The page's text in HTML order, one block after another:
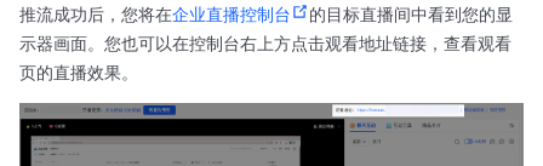
推流成功后，您将在企业直播控制台
的目标直播间中看到您的显
示器画面。您也可以在控制台右上方点击观看地址链接，查看观看
页的直播效果。